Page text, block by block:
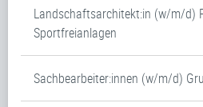
Landschaftsarchitekt:in (w/m/d)
Sportfreianlagen
Sachbearbeiter:innen (w/m/d)